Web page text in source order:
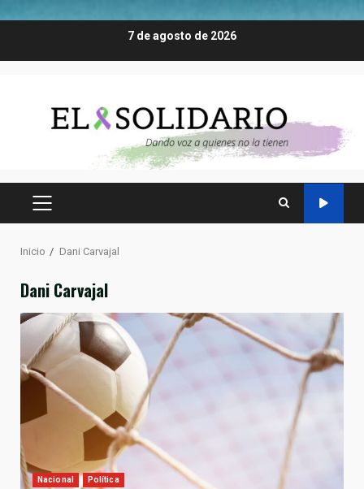
7 de agosto de 2026
MENÚ
Inicio Dani Carvajal
Dani Carvajal
Nacional Política